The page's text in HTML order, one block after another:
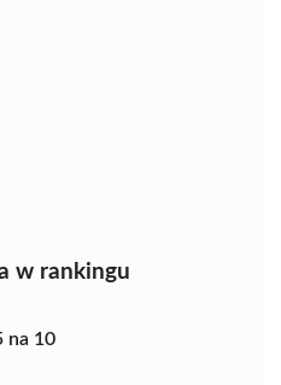
w rankingu
na 10